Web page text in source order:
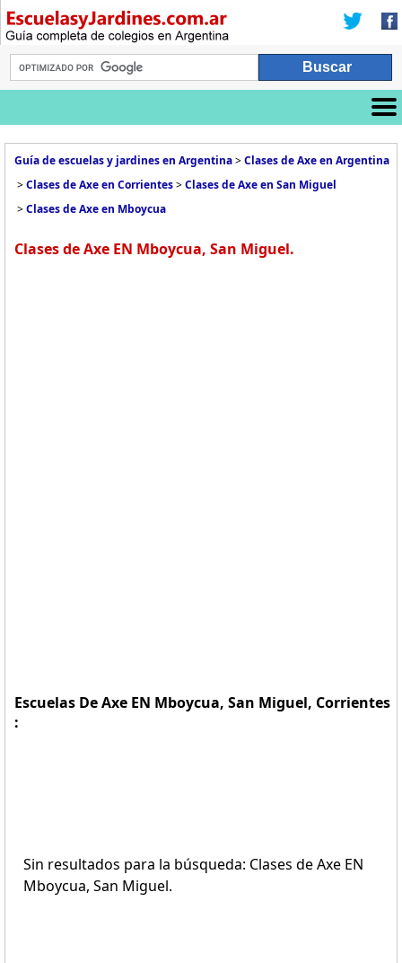
Guía de escuelas y jardines en Argentina>Clases de Axe en Argentina
>Clases de Axe en Corrientes>Clases de Axe en San Miguel
>Clases de Axe en Mboycua
Clases de Axe EN Mboycua, San Miguel.
Escuelas De Axe EN Mboycua, San Miguel, Corrientes
:
Sin resultados para la búsqueda: Clases de Axe EN
Mboycua, San Miguel.